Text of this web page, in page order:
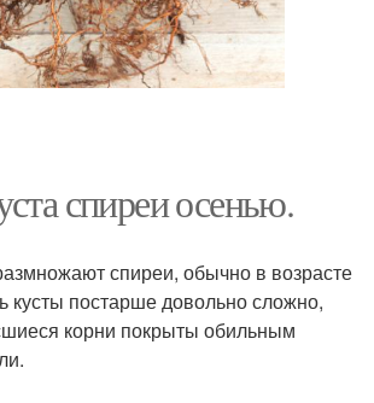
спиреи осенью.
спиреи, обычно в возрасте
кусты постарше довольно сложно,
корни покрыты обильным